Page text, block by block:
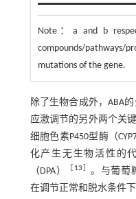
Note：a and b
compounds/pathways/
mutations of the gene.
除了生物合成外，ABA
应激调节的另外两个关
细胞色素P450型酶（
化产生无生物活性的
（DPA）
13
。与葡萄
在调节正常和脱水条件